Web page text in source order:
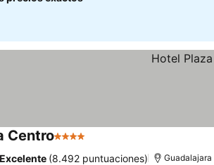
Centro4 Estrellas
Excelente (8.492 puntuaciones) Guadalajara